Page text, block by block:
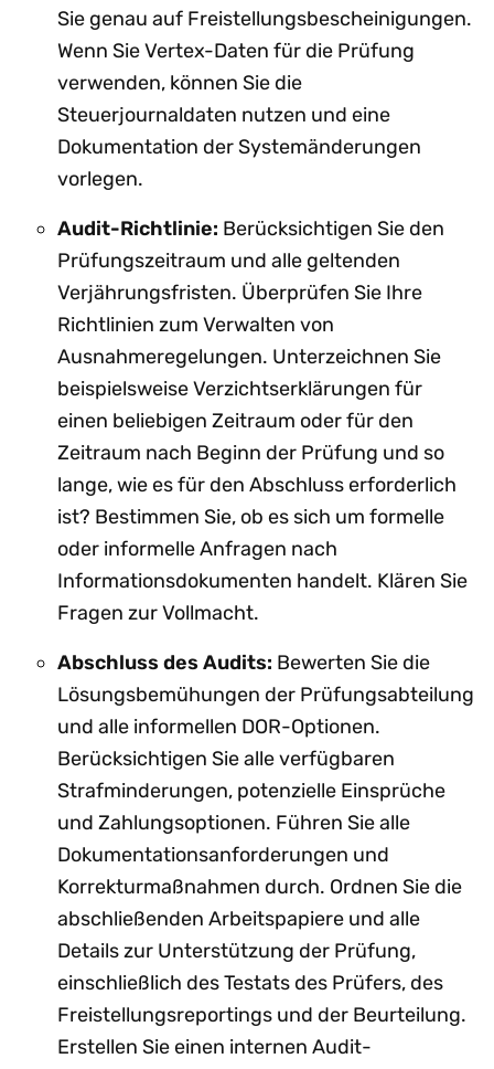
Sie genau auf Freistellungsbescheinigungen.
Wenn Sie Vertex-Daten für die Prüfung
verwenden, können Sie die
Steuerjournaldaten nutzen und eine
Dokumentation der Systemänderungen
vorlegen.
Audit-Richtlinie: Berücksichtigen Sie den
Prüfungszeitraum und alle geltenden
Verjährungsfristen. Überprüfen Sie Ihre
Richtlinien zum Verwalten von
Ausnahmeregelungen. Unterzeichnen Sie
beispielsweise Verzichtserklärungen für
einen beliebigen Zeitraum oder für den
Zeitraum nach Beginn der Prüfung und so
lange, wie es für den Abschluss erforderlich
ist? Bestimmen Sie, ob es sich um formelle
oder informelle Anfragen nach
Informationsdokumenten handelt. Klären Sie
Fragen zur Vollmacht.
Abschluss des Audits: Bewerten Sie die
Lösungsbemühungen der Prüfungsabteilung
und alle informellen DOR-Optionen.
Berücksichtigen Sie alle verfügbaren
Strafminderungen, potenzielle Einsprüche
und Zahlungsoptionen. Führen Sie alle
Dokumentationsanforderungen und
Korrekturmaßnahmen durch. Ordnen Sie die
abschließenden Arbeitspapiere und alle
Details zur Unterstützung der Prüfung,
einschließlich des Testats des Prüfers, des
Freistellungsreportings und der Beurteilung.
Erstellen Sie einen internen Audit-